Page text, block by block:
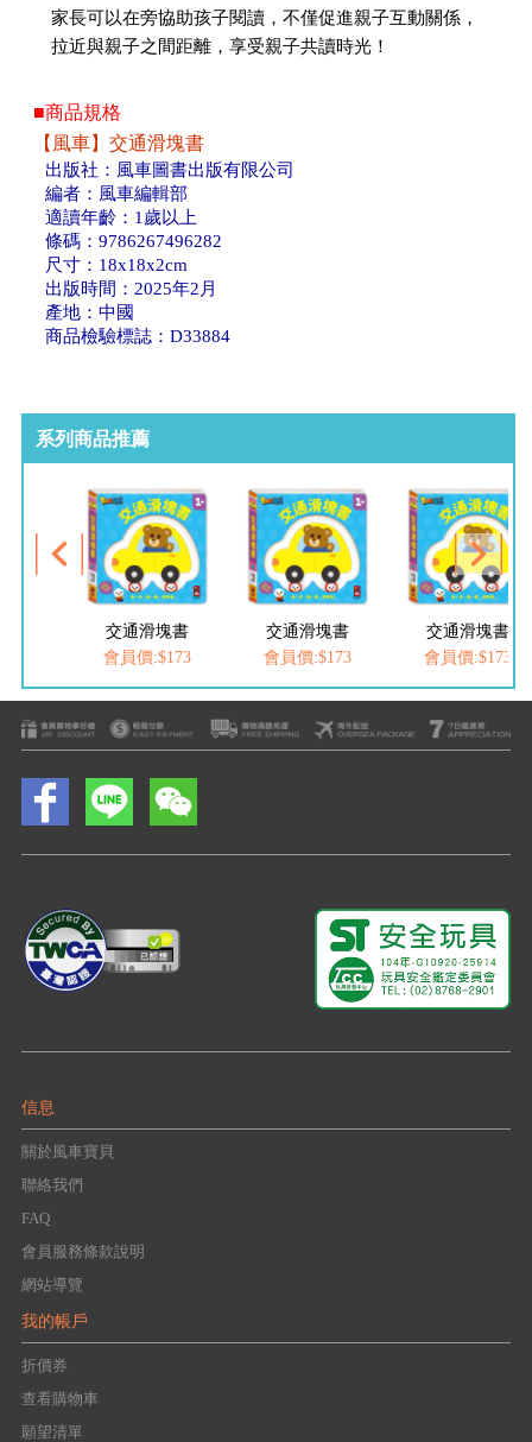
家長可以在旁協助孩子閱讀，不僅促進親子互動關係，
拉近與親子之間距離，享受親子共讀時光！
■商品規格
【風車】交通滑塊書
出版社：風車圖書出版有限公司
編者：風車編輯部
適讀年齡：1歲以上
條碼：9786267496282
尺寸：18x18x2cm
出版時間：2025年2月
產地：中國
商品檢驗標誌：D33884
系列商品推薦
交通滑塊書
會員價:$173
交通滑塊書
會員價:$173
交通滑塊書
會員價:$173
信息
關於風車寶貝
聯絡我們
FAQ
會員服務條款說明
網站導覽
我的帳戶
折價券
查看購物車
願望清單